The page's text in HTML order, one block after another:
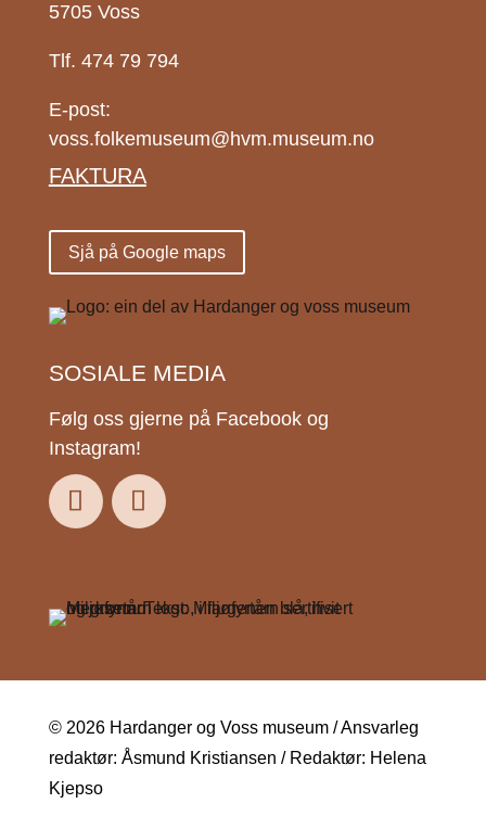
5705 Voss
Tlf. 474 79 794
E-post:
voss.folkemuseum@hvm.museum.no
FAKTURA
Sjå på Google maps
SOSIALE MEDIA
Følg oss gjerne på Facebook og
Instagram!
© 2026 Hardanger og Voss museum / Ansvarleg
redaktør: Åsmund Kristiansen / Redaktør: Helena
Kjepso